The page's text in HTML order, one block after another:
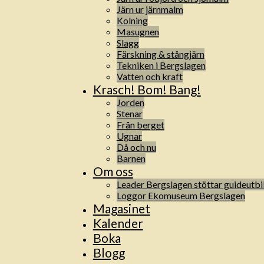
Järn ur järnmalm
Kolning
Masugnen
Slagg
Färskning & stångjärn
Tekniken i Bergslagen
Vatten och kraft
Krasch! Bom! Bang!
Jorden
Stenar
Från berget
Ugnar
Då och nu
Barnen
Om oss
Leader Bergslagen stöttar
Loggor Ekomuseum Bergslagen
Magasinet
Kalender
Boka
Blogg